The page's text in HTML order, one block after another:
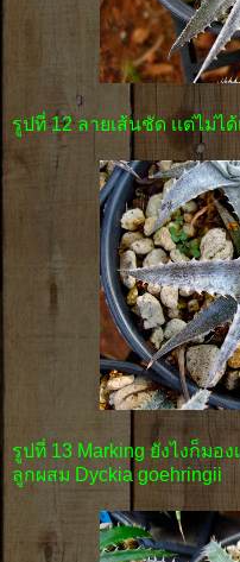
รูปที่ 12 ลายเส้นชัด เเต่ไม่
รูปที่ 13 Marking ยังไงก็มอ
ลูกผสม Dyckia goehringii